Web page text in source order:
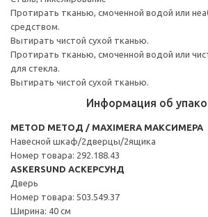
Протирать тканью, смоченной водой или
средством.
Вытирать чистой сухой тканью.
Протирать тканью, смоченной водой или
для стекла.
Вытирать чистой сухой тканью.
Информация об
METOD МЕТОД / MAXIMERA МАКСИМЕРА
Навесной шкаф/2дверцы/2ящика
Номер товара: 292.188.43
ASKERSUND АСКЕРСУНД
Дверь
Номер товара: 503.549.37
Ширина: 40 см